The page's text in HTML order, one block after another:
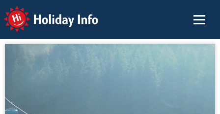
Holiday Info